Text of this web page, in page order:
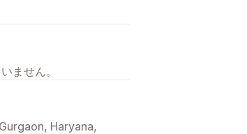
ません。
Haryana,